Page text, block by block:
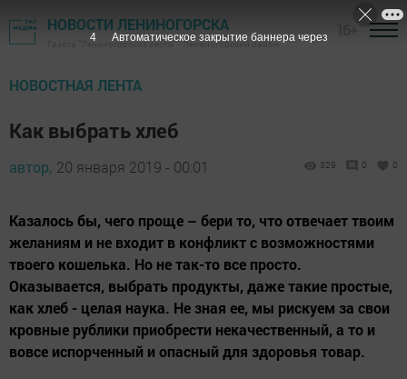
НОВОСТИ ЛЕНИНОГОРСКА
Газета "Лениногорские вести" - Лениногорский район
НОВОСТНАЯ ЛЕНТА
Как выбрать хлеб
автор, 20 января 2019 - 00:01 329 0 0
Казалось бы, чего проще – бери то, что отвечает твоим
желаниям и не входит в конфликт с возможностями
твоего кошелька. Но не так-то все просто.
Оказывается, выбрать продукты, даже такие простые,
как хлеб - целая наука. Не зная ее, мы рискуем за свои
кровные рублики приобрести некачественный, а то и
вовсе испорченный и опасный для здоровья товар.
3 Автоматическое закрытие баннера через